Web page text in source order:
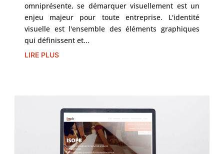
omniprésente, se démarquer visuellement est un
enjeu majeur pour toute entreprise. L'identité
visuelle est l'ensemble des éléments graphiques
qui définissent et...
LIRE PLUS